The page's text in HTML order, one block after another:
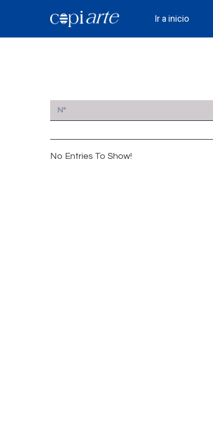
Ir a inicio
Nº
No Entries To Show!